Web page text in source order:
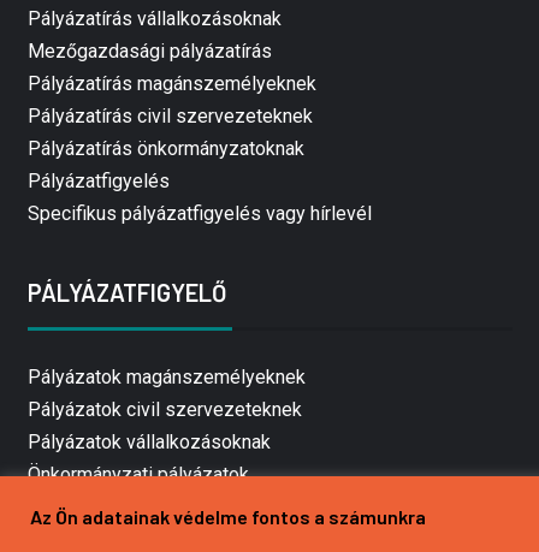
Pályázatírás vállalkozásoknak
Mezőgazdasági pályázatírás
Pályázatírás magánszemélyeknek
Pályázatírás civil szervezeteknek
Pályázatírás önkormányzatoknak
Pályázatfigyelés
Specifikus pályázatfigyelés vagy hírlevél
PÁLYÁZATFIGYELŐ
Pályázatok magánszemélyeknek
Pályázatok civil szervezeteknek
Pályázatok vállalkozásoknak
Önkormányzati pályázatok
Mezőgazdasági pályázatok
Az Ön adatainak védelme fontos a számunkra